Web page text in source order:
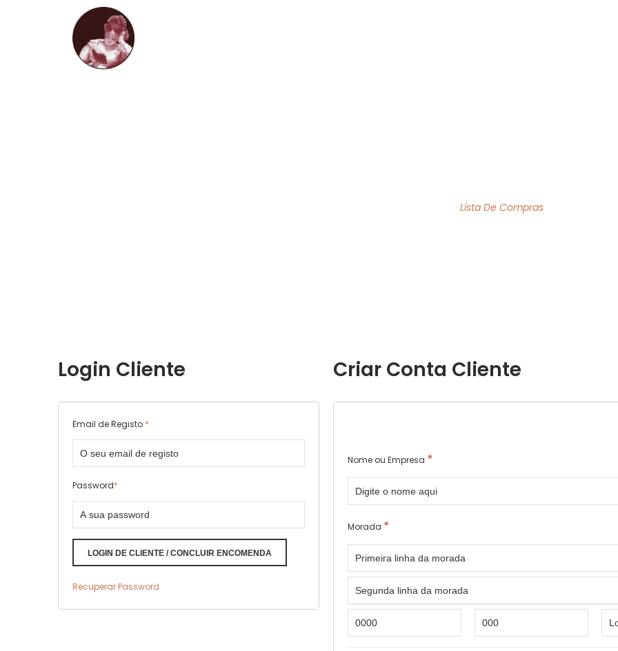
Lista De Compras
Login Cliente
Email de Registo *
Password*
LOGIN DE CLIENTE / CONCLUIR ENCOMENDA
Recuperar Password
Criar Conta Cliente
Nome ou Empresa *
Morada *